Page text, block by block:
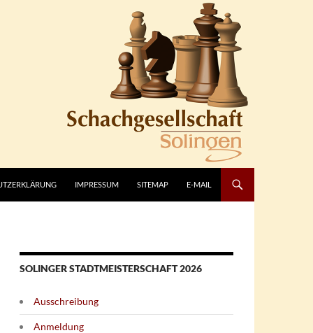
IMPRESSUM SITEMAP E-MAIL
SOLINGER STADTMEISTERSCHAFT 2026
Ausschreibung
Anmeldung